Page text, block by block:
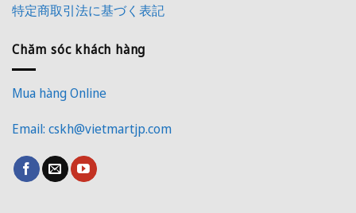
特定商取引法に基づく表記
Chăm sóc khách hàng
Mua hàng Online
Email: cskh@vietmartjp.com